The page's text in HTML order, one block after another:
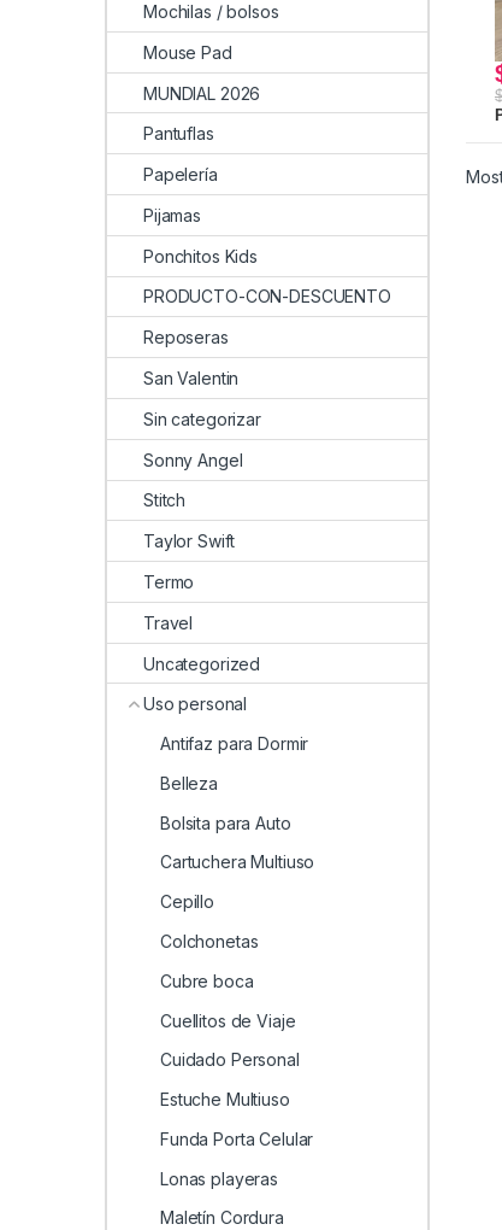
Mochilas / bolsos
Mouse Pad
MUNDIAL 2026
Pantuflas
Papelería
Pijamas
Ponchitos Kids
PRODUCTO-CON-DESCUENTO
Reposeras
San Valentin
Sin categorizar
Sonny Angel
Stitch
Taylor Swift
Termo
Travel
Uncategorized
Uso personal
Antifaz para Dormir
Belleza
Bolsita para Auto
Cartuchera Multiuso
Cepillo
Colchonetas
Cubre boca
Cuellitos de Viaje
Cuidado Personal
Estuche Multiuso
Funda Porta Celular
Lonas playeras
Maletín Cordura